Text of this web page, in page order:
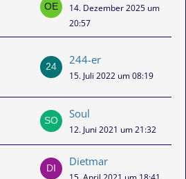
14. Dezember 2025 um
20:57
244-er
15. Juli 2022 um 08:19
Soul
12. Juni 2021 um 21:32
Dietmar